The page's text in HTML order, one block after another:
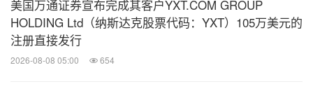
美国万通证券宣布完成其客户YXT.COM GROUP
HOLDING Ltd（纳斯达克股票代码：YXT）105万美元的
注册直接发行
2026-08-08 05:00 654